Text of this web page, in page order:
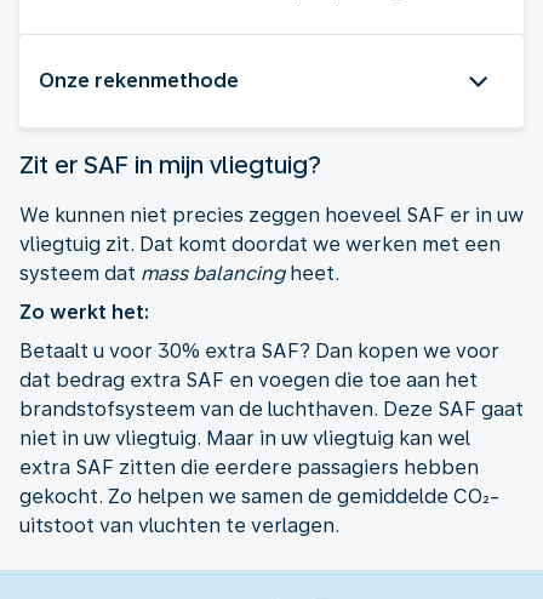
Onze rekenmethode
Zit er SAF in mijn vliegtuig?
We kunnen niet precies zeggen hoeveel SAF er in uw
vliegtuig zit. Dat komt doordat we werken met een
systeem dat mass balancingheet.
Zo werkt het:
Betaalt u voor 30% extra SAF? Dan kopen we voor
dat bedrag extra SAF en voegen die toe aan het
brandstofsysteem van de luchthaven. Deze SAF gaat
niet in uw vliegtuig. Maar in uw vliegtuig kan wel
extra SAF zitten die eerdere passagiers hebben
gekocht. Zo helpen we samen de gemiddelde CO₂-
uitstoot van vluchten te verlagen.